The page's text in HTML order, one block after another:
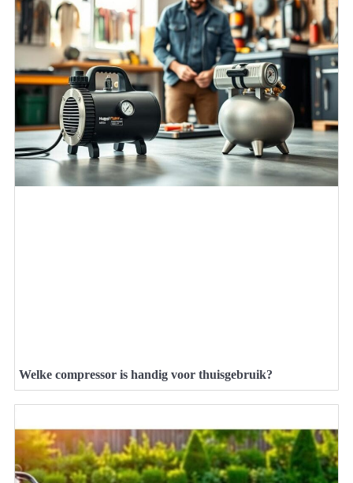
Welke compressor is handig voor thuisgebruik?